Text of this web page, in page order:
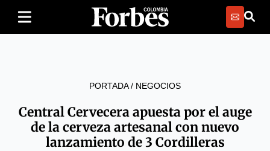
PORTADA/ NEGOCIOS
Central Cervecera apuesta por el auge
de la cerveza artesanal con nuevo
lanzamiento de 3 Cordilleras